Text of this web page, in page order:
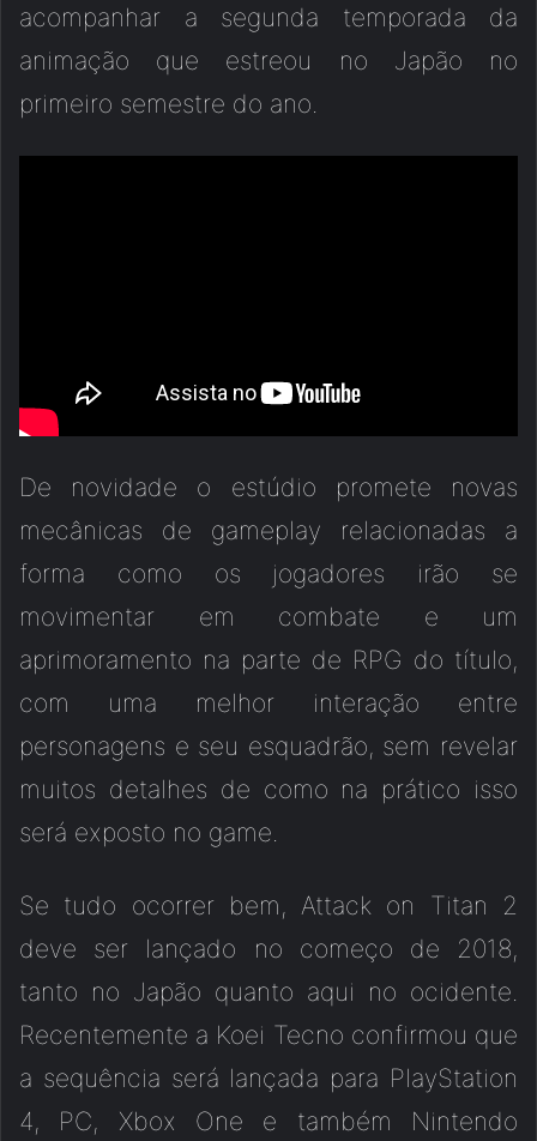
acompanhar a segunda temporada da
animação que estreou no Japão no
primeiro semestre do ano.
De novidade o estúdio promete novas
mecânicas de gameplay relacionadas a
forma como os jogadores irão se
movimentar em combate e um
aprimoramento na parte de RPG do título,
com uma melhor interação entre
personagens e seu esquadrão, sem revelar
muitos detalhes de como na prático isso
será exposto no game.
Se tudo ocorrer bem, Attack on Titan 2
deve ser lançado no começo de 2018,
tanto no Japão quanto aqui no ocidente.
Recentemente a Koei Tecno confirmou que
a sequência será lançada para PlayStation
4, PC, Xbox One e também Nintendo